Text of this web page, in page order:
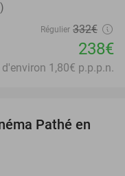
Régulier 332€
238€
1,80€ p.p.p.n.
40%
Pathé en